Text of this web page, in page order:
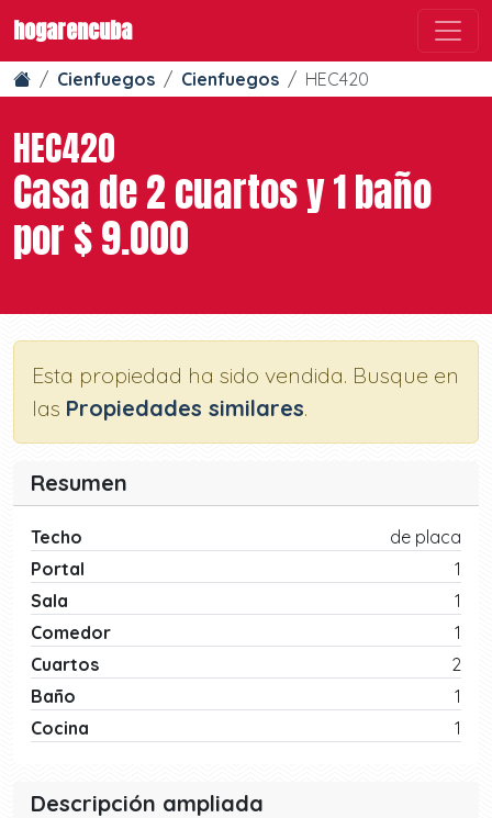
hogarencuba
Cienfuegos Cienfuegos HEC420
HEC420
Casa de 2 cuartos y 1 baño
por $ 9.000
Esta propiedad ha sido vendida. Busque en
las Propiedades similares.
Resumen
Techo
de placa
Portal
1
Sala
1
Comedor
1
Cuartos
2
Baño
1
Cocina
1
Descripción ampliada